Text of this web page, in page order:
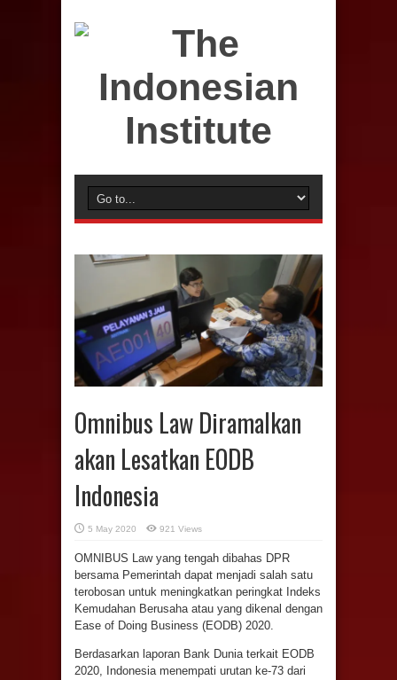
Omnibus Law Diramalkan
akan Lesatkan EODB
Indonesia
5 May 2020 921 Views
OMNIBUS Law yang tengah dibahas DPR
bersama Pemerintah dapat menjadi salah satu
terobosan untuk meningkatkan peringkat Indeks
Kemudahan Berusaha atau yang dikenal dengan
Ease of Doing Business (EODB) 2020.
Berdasarkan laporan Bank Dunia terkait EODB
2020, Indonesia menempati urutan ke-73 dari